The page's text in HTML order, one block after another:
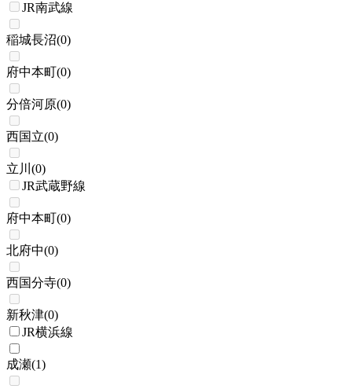
JR南武線
稲城長沼(0)
府中本町(0)
分倍河原(0)
西国立(0)
立川 (0)
JR武蔵野線
府中本町(0)
北府中(0)
西国分寺(0)
新秋津(0)
JR横浜線
成瀬(1)